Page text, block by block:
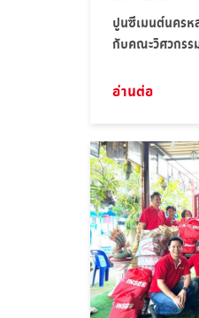
ปูนซีเมนต์นครห
กับคณะวิศวกรร
อ่านต่อ